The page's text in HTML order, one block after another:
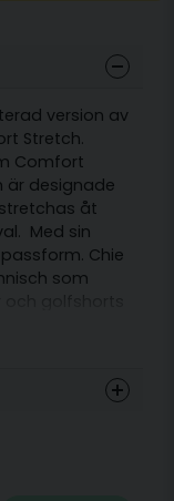
version av
Stretch.
Comfort
är designade
åt
Med sin
Chie
som
storsäljaren
något